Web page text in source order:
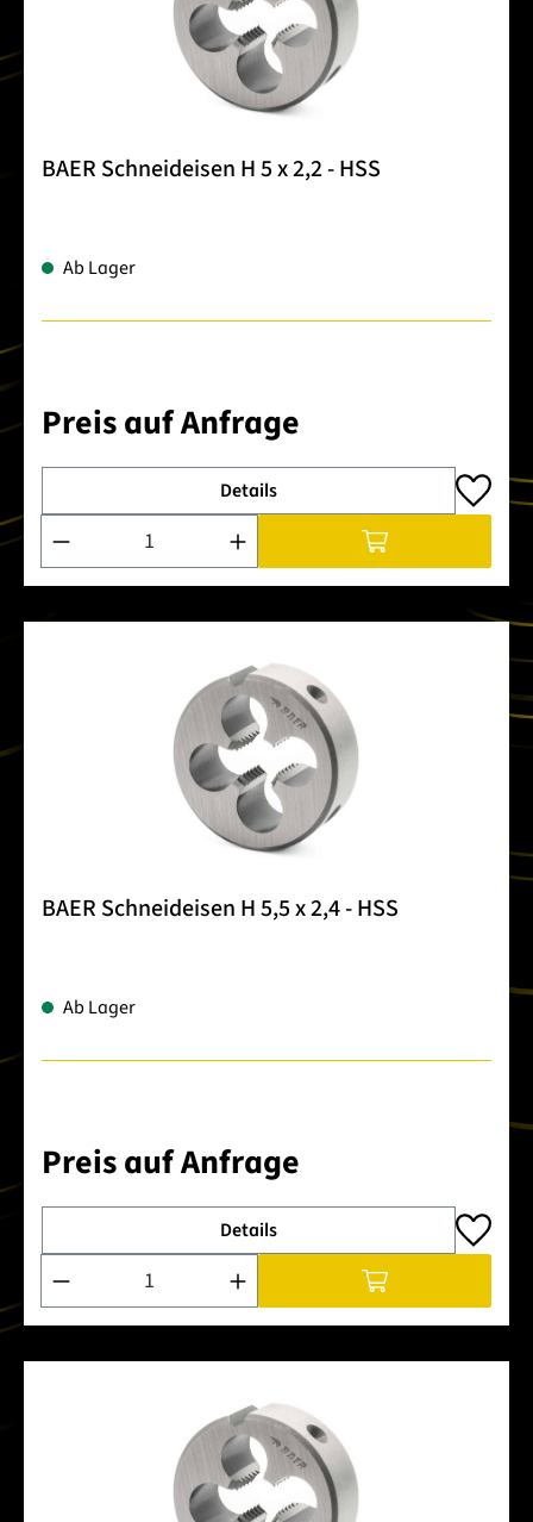
BAER Schneideisen H 5 x 2,2 - HSS
Ab Lager
Preis auf Anfrage
Details
Produkt Anzahl: Gib den gewünschten Wert ein oder
BAER Schneideisen H 5,5 x 2,4 - HSS
Ab Lager
Preis auf Anfrage
Details
Produkt Anzahl: Gib den gewünschten Wert ein oder